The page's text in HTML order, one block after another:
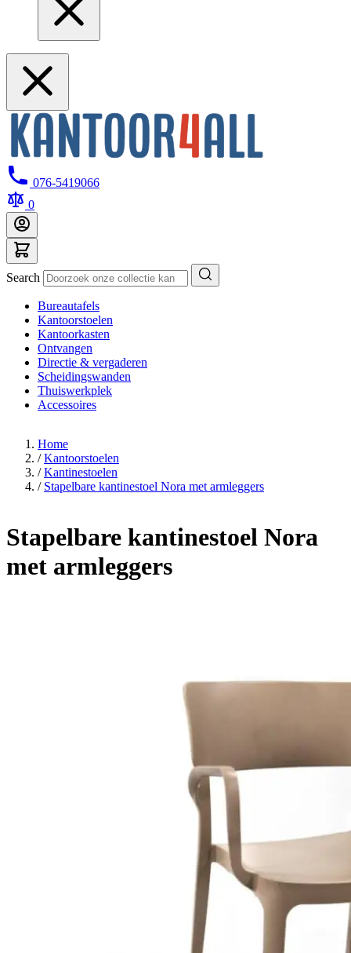
076-5419066
0
Search
Bureautafels
Kantoorstoelen
Kantoorkasten
Ontvangen
Directie & vergaderen
Scheidingswanden
Thuiswerkplek
Accessoires
Home
/ Kantoorstoelen
/ Kantinestoelen
/ Stapelbare kantinestoel Nora met armleggers
Stapelbare kantinestoel Nora
met armleggers